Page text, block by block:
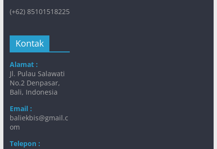
(+62) 85101518225
Kontak
Alamat :
Jl. Pulau Salawati
No.2 Denpasar,
Bali, Indonesia
Email :
baliekbis@gmail.c
om
Telepon :